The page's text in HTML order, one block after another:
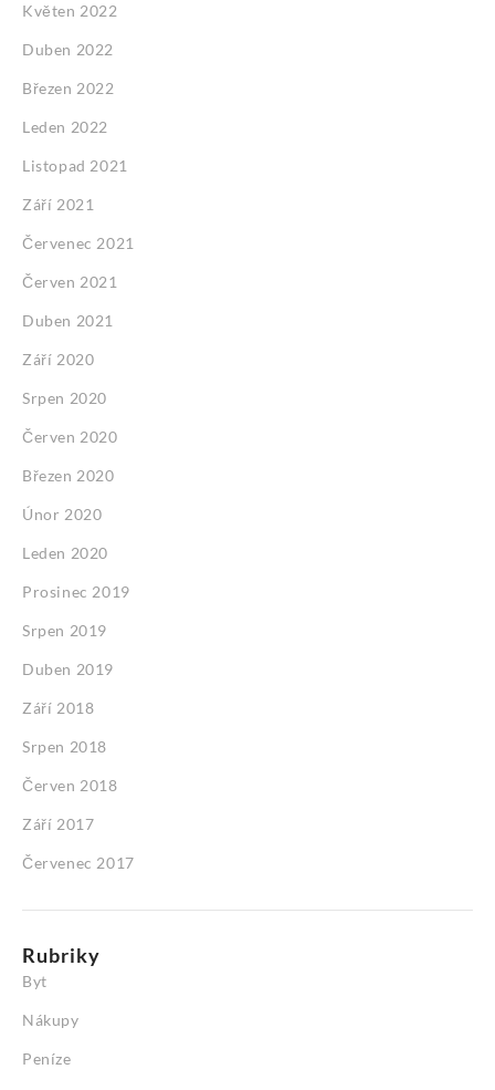
Květen 2022
Duben 2022
Březen 2022
Leden 2022
Listopad 2021
Září 2021
Červenec 2021
Červen 2021
Duben 2021
Září 2020
Srpen 2020
Červen 2020
Březen 2020
Únor 2020
Leden 2020
Prosinec 2019
Srpen 2019
Duben 2019
Září 2018
Srpen 2018
Červen 2018
Září 2017
Červenec 2017
Rubriky
Byt
Nákupy
Peníze